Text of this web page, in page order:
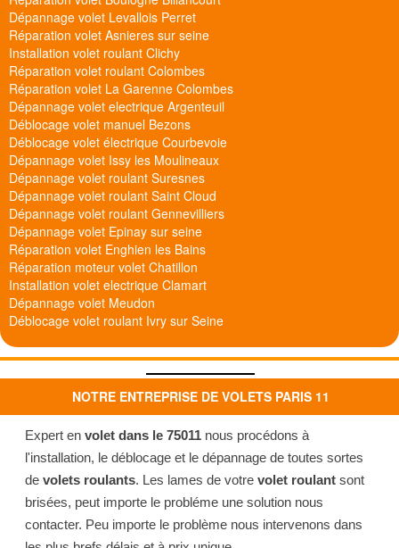
Dépannage volet Levallois Perret
Réparation volet Asnieres sur seine
Installation volet roulant Clichy
Réparation volet roulant Colombes
Réparation volet La Garenne Colombes
Dépannage volet electrique Argenteuil
Déblocage volet manuel Bezons
Déblocage volet électrique Courbevoie
Dépannage volet Issy les Moulineaux
Dépannage volet roulant Suresnes
Dépannage volet roulant Saint Cloud
Dépannage volet roulant Gennevilliers
Dépannage volet Epinay sur seine
Réparation volet Enghien les Bains
Réparation moteur volet Chatillon
Installation volet electrique Clamart
Dépannage volet Meudon
Déblocage volet roulant Ivry sur Seine
NOTRE ENTREPRISE DE VOLETS PARIS 11
Expert en volet dans le 75011 nous procédons à
l'installation, le déblocage et le dépannage de toutes sortes
de volets roulants. Les lames de votre volet roulant sont
brisées, peut importe le probléme une solution nous
contacter. Peu importe le problème nous intervenons dans